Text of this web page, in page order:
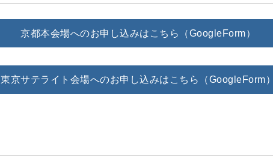
京都本会場へのお申し込みはこちら（GoogleForm）
東京サテライト会場へのお申し込みはこちら（GoogleForm